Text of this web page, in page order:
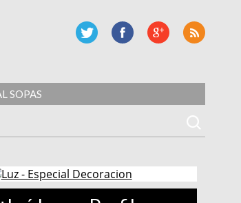
SOPAS